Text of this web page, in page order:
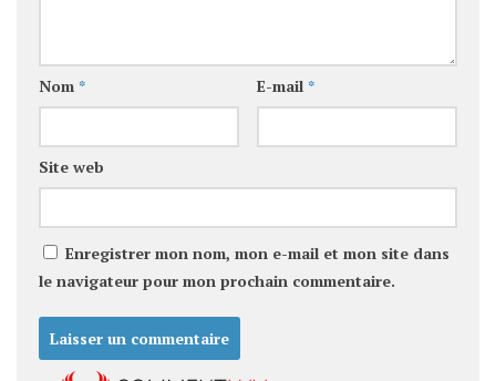
Nom * E-mail *
Site web
Enregistrer mon nom, mon e-mail et mon site dans
le navigateur pour mon prochain commentaire.